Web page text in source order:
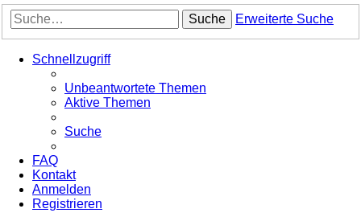
Suche Erweiterte Suche
Schnellzugriff
Unbeantwortete Themen
Aktive Themen
Suche
FAQ
Kontakt
Anmelden
Registrieren